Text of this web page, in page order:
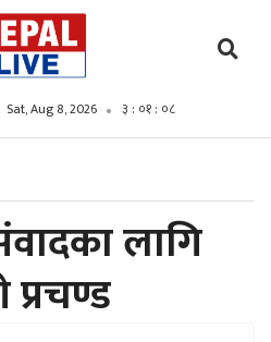
Sat, Aug 8, 2026 ३ : ०१ : ०९
लागि